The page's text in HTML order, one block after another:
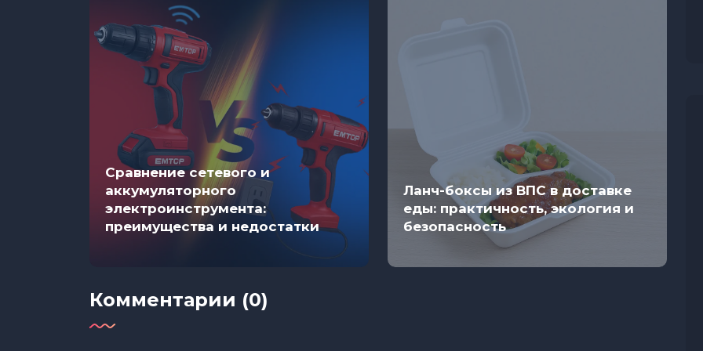
Сравнение сетевого и
аккумуляторного
электроинструмента:
преимущества и недостатки
Ланч-боксы из ВПС в доставке
еды: практичность, экология и
безопасность
Комментарии (0)